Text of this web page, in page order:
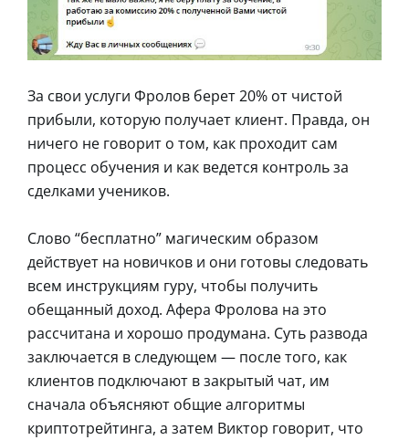
За свои услуги Фролов берет 20% от чистой
прибыли, которую получает клиент. Правда, он
ничего не говорит о том, как проходит сам
процесс обучения и как ведется контроль за
сделками учеников.
Слово “бесплатно” магическим образом
действует на новичков и они готовы следовать
всем инструкциям гуру, чтобы получить
обещанный доход. Афера Фролова на это
рассчитана и хорошо продумана. Суть развода
заключается в следующем — после того, как
клиентов подключают в закрытый чат, им
сначала объясняют общие алгоритмы
криптотрейтинга, а затем Виктор говорит, что